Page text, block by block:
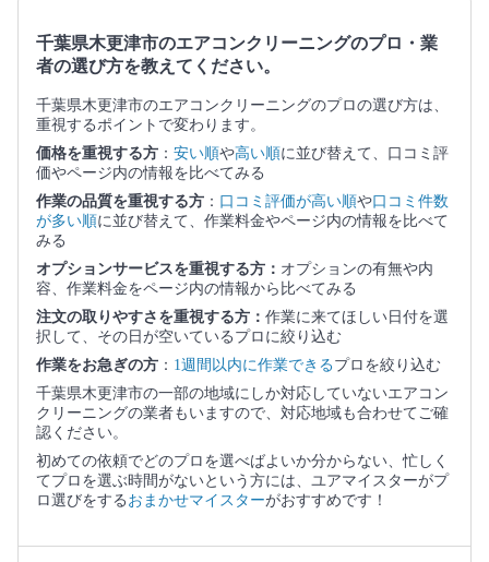
千葉県木更津市のエアコンクリーニングのプロ・業
者の選び方を教えてください。
千葉県木更津市のエアコンクリーニングのプロの選び方は、
重視するポイントで変わります。
価格を重視する方 ： 安い順や高い順に並び替えて、口コミ評
価やページ内の情報を比べてみる
作業の品質を重視する方 ： 口コミ評価が高い順や口コミ件数
が多い順に並び替えて、作業料金やページ内の情報を比べて
みる
オプションサービスを重視する方： オプションの有無や内
容、作業料金をページ内の情報から比べてみる
注文の取りやすさを重視する方： 作業に来てほしい日付を選
択して、その日が空いているプロに絞り込む
作業をお急ぎの方 ： 1週間以内に作業できるプロを絞り込む
千葉県木更津市の一部の地域にしか対応していないエアコン
クリーニングの業者もいますので、対応地域も合わせてご確
認ください。
初めての依頼でどのプロを選べばよいか分からない、忙しく
てプロを選ぶ時間がないという方には、ユアマイスターがプ
ロ選びをする おまかせマイスターがおすすめです！